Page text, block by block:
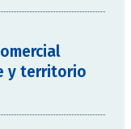
y territorio